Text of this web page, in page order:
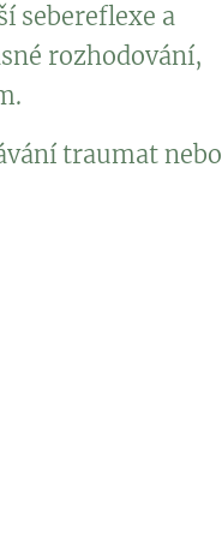
sebereflexe a
rozhodování,
traumat nebo